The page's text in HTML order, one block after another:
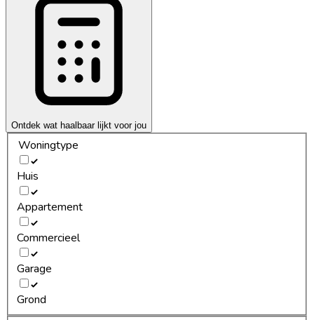
Ontdek wat haalbaar lijkt voor jou
Woningtype
Huis
Appartement
Commercieel
Garage
Grond